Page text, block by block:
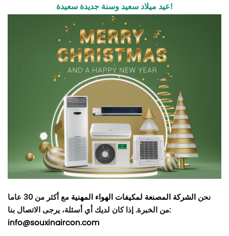
عيد ميلاد سعيد وسنة جديدة سعيدة!
نحن الشركة المصنعة لمكيفات الهواء المهنية
مع أكثر من 30 عاما
من الخبرة. إذا كان لديك أي أسئلة، يرجى الاتصال بنا:
info@souxinaircon.com